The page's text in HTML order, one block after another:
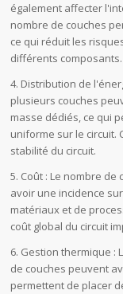
également affecter
nombre de couches
ce qui réduit les
différents composants.
4. Distribution de
plusieurs couches
masse dédiés, ce qui
uniforme sur le circuit.
stabilité du circuit.
5. Coût : Le nombre
avoir une incidence
matériaux et de
coût global du circuit
6. Gestion thermique :
de couches peuvent
permettent de placer